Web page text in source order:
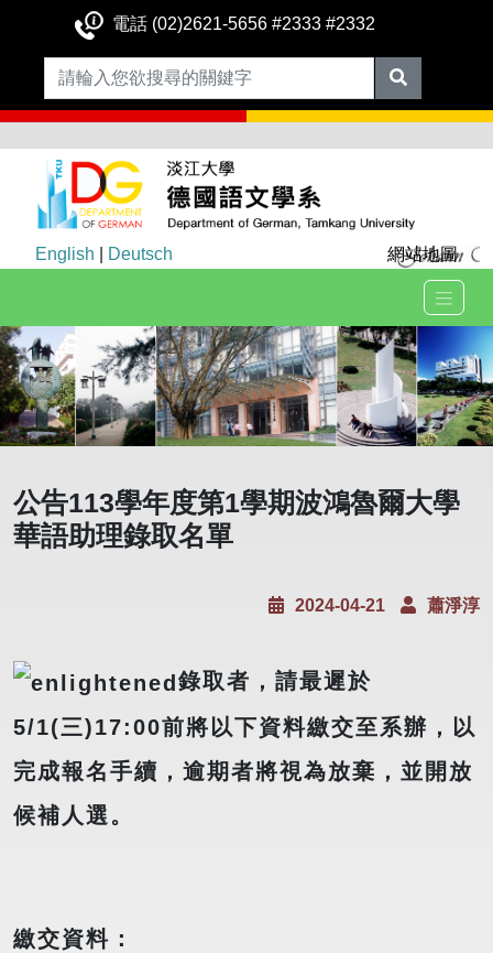
電話 (02)2621-5656 #2333 #2332
English Deutsch 網站地圖
公告113學年度第1學期波鴻魯爾大學
華語助理錄取名單
2024-04-21 蕭淨淳
錄取者，請最遲於
5/1(三)17:00前將以下資料繳交至系辦，以
完成報名手續，逾期者將視為放棄，並開放
候補人選。
繳交資料：